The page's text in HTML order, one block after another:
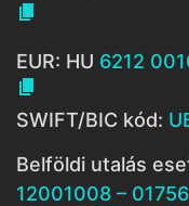

EUR: HU 6212

SWIFT/BIC kód:
Belföldi utalás
12001008 –